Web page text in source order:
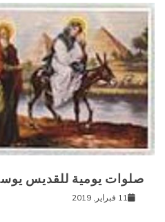
صلوات يومية للقديس
11 فبراير, 2019